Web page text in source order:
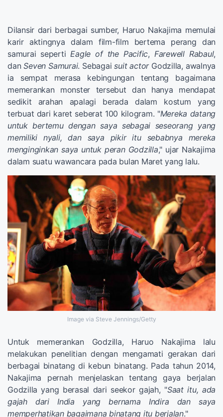
Dilansir dari berbagai sumber, Haruo Nakajima memulai
karir aktingnya dalam film-film bertema perang dan
samurai seperti Eagle of the Pacific, Farewell Rabaul,
danSeven Samurai. Sebagaisuit actorGodzilla, awalnya
ia sempat merasa kebingungan tentang bagaimana
memerankan monster tersebut dan hanya mendapat
sedikit arahan apalagi berada dalam kostum yang
terbuat dari karet seberat 100 kilogram. "Mereka datang
untuk bertemu dengan saya sebagai seseorang yang
memiliki nyali, dan saya pikir itu sebabnya mereka
menginginkan saya untuk peran Godzilla," ujar Nakajima
dalam suatu wawancara pada bulan Maret yang lalu.
Image via Steve Jennings/Getty
Untuk memerankan Godzilla, Haruo Nakajima lalu
melakukan penelitian dengan mengamati gerakan dari
berbagai binatang di kebun binatang. Pada tahun 2014,
Nakajima pernah menjelaskan tentang gaya berjalan
Godzilla yang berasal dari seekor gajah, "Saat itu, ada
gajah dari India yang bernama Indira dan saya
memperhatikan bagaimana binatang itu berjalan."